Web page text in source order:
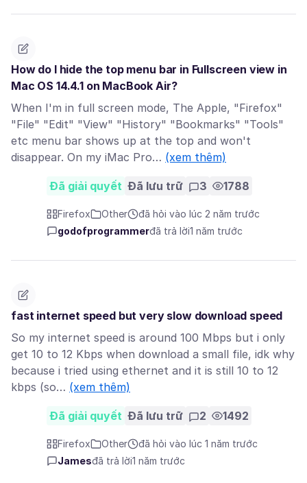
How do I hide the top menu bar in Fullscreen view in
Mac OS 14.4.1 on MacBook Air?
When I'm in full screen mode, The Apple, "Firefox"
"File" "Edit" "View" "History" "Bookmarks" "Tools"
etc menu bar shows up at the top and won't
disappear. On my iMac Pro… (xem thêm)
Đã giải quyết Đã lưu trữ 3 1788
Firefox Other
đã hỏi vào lúc 2 năm trước
godofprogrammerđã trả lời1 năm trước
fast internet speed but very slow download speed
So my internet speed is around 100 Mbps but i only
get 10 to 12 Kbps when download a small file, idk why
because i tried using ethernet and it is still 10 to 12
kbps (so… (xem thêm)
Đã giải quyết Đã lưu trữ 2 1492
Firefox Other
đã hỏi vào lúc 1 năm trước
Jamesđã trả lời1 năm trước